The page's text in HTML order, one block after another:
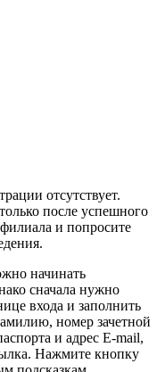
отсутствует.
после успешного
и попросите
начинать
сначала нужно
входа и заполнить
номер зачетной
и адрес E-mail,
Нажмите кнопку